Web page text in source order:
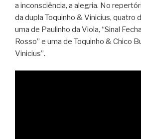
a inconsciência, a alegria. No
da dupla Toquinho & Vinicius, quatro
uma de Paulinho da Viola, “Sinal
Rosso” e uma de Toquinho & Chico
Vinicius”.